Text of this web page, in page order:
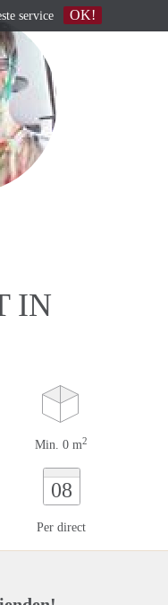
IN
Min. 0 m2
08
Per direct
service OK!